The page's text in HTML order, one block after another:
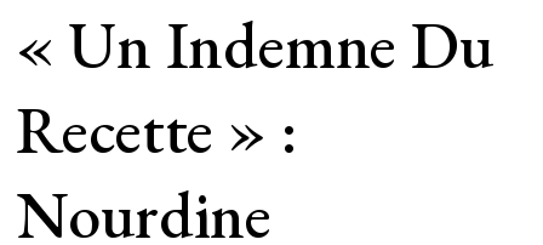
« Un Indemne Du
Recette » :
Nourdine